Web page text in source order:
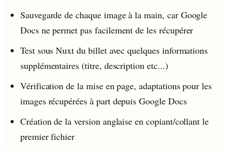
Sauvegarde de chaque image à la main, car Google
Docs ne permet pas facilement de les récupérer
Test sous Nuxt du billet avec quelques informations
supplémentaires (titre, description etc...)
Vérification de la mise en page, adaptations pour les
images récupérées à part depuis Google Docs
Création de la version anglaise en copiant/collant le
premier fichier